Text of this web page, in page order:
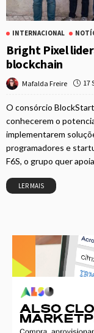
INTERNACIONAL
Bright Pixel
blockchain
Mafalda Freire 17
O consórcio
conhecerem o
implementarem
programadores e
F6S, o grupo quer
LER MAIS